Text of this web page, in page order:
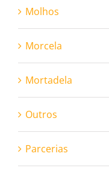
Molhos
Morcela
Mortadela
Outros
Parcerias